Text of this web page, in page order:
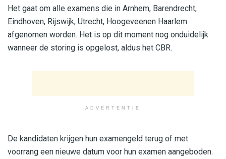
Het gaat om alle examens die in Arnhem, Barendrecht,
Eindhoven, Rijswijk, Utrecht, Hoogeveenen Haarlem
afgenomen worden. Het is op dit moment nog onduidelijk
wanneer de storing is opgelost, aldus het CBR.
ADVERTENTIE
De kandidaten krijgen hun examengeld terug of met
voorrang een nieuwe datum voor hun examen aangeboden.